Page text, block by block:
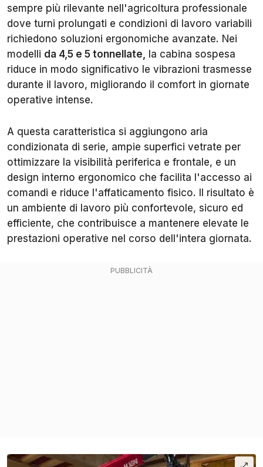
sempre più rilevante nell'agricoltura professionale
dove turni prolungati e condizioni di lavoro variabili
richiedono soluzioni ergonomiche avanzate. Nei
modelli da 4,5 e 5 tonnellate, la cabina sospesa
riduce in modo significativo le vibrazioni trasmesse
durante il lavoro, migliorando il comfort in giornate
operative intense.
A questa caratteristica si aggiungono aria
condizionata di serie, ampie superfici vetrate per
ottimizzare la visibilità periferica e frontale, e un
design interno ergonomico che facilita l'accesso ai
comandi e riduce l'affaticamento fisico. Il risultato è
un ambiente di lavoro più confortevole, sicuro ed
efficiente, che contribuisce a mantenere elevate le
prestazioni operative nel corso dell'intera giornata.